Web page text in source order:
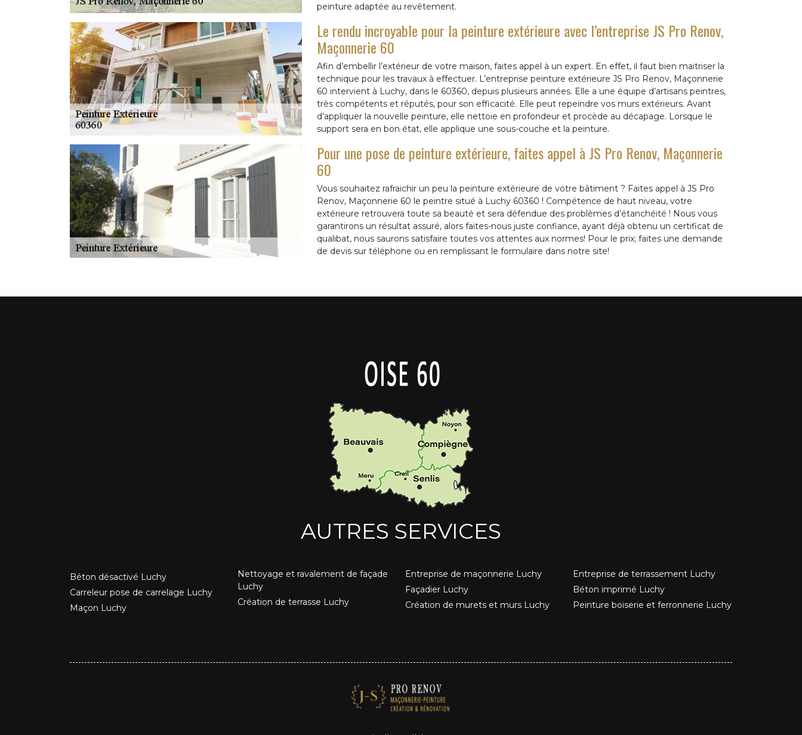
peinture adaptée au revêtement.
Le rendu incroyable pour la peinture extérieure avec l’entreprise JS Pro Renov,
Maçonnerie 60
Afin d’embellir l’extérieur de votre maison, faites appel à un expert. En effet, il faut bien maitriser la
technique pour les travaux à effectuer. L’entreprise peinture extérieure JS Pro Renov, Maçonnerie
60 intervient à Luchy, dans le 60360, depuis plusieurs années. Elle a une équipe d’artisans peintres,
très compétents et réputés, pour son efficacité. Elle peut repeindre vos murs extérieurs. Avant
d’appliquer la nouvelle peinture, elle nettoie en profondeur et procède au décapage. Lorsque le
support sera en bon état, elle applique une sous-couche et la peinture.
Pour une pose de peinture extérieure, faites appel à JS Pro Renov, Maçonnerie
60
Vous souhaitez rafraichir un peu la peinture extérieure de votre bâtiment ? Faites appel à JS Pro
Renov, Maçonnerie 60 le peintre situé à Luchy 60360 ! Compétence de haut niveau, votre
extérieure retrouvera toute sa beauté et sera défendue des problèmes d’étanchéité ! Nous vous
garantirons un résultat assuré, alors faites-nous juste confiance, ayant déjà obtenu un certificat de
qualibat, nous saurons satisfaire toutes vos attentes aux normes! Pour le prix; faites une demande
de devis sur téléphone ou en remplissant le formulaire dans notre site!
AUTRES SERVICES
Béton désactivé Luchy
Carreleur pose de carrelage Luchy
Maçon Luchy
Nettoyage et ravalement de façade
Luchy
Création de terrasse Luchy
Entreprise de maçonnerie Luchy
Façadier Luchy
Création de murets et murs Luchy
Entreprise de terrassement Luchy
Béton imprimé Luchy
Peinture boiserie et ferronnerie Luchy